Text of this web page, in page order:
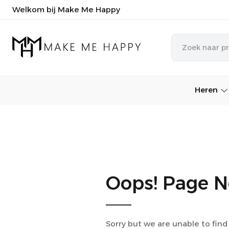
Welkom bij Make Me Happy
Heren
Oops! Page
Sorry but we are unable to